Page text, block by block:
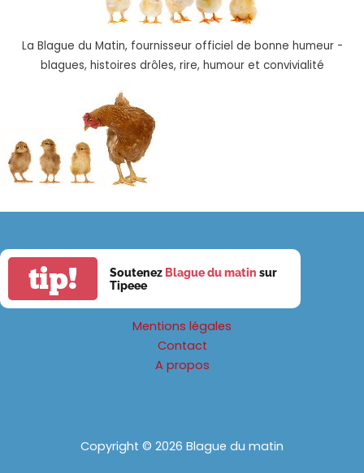
La Blague du Matin, fournisseur officiel de bonne humeur -
blagues, histoires drôles, rire, humour et convivialité
tip! Soutenez Blague du matin sur
Tipeee
Mentions légales
Contact
A propos
Copyright © 2026 Blague du matin